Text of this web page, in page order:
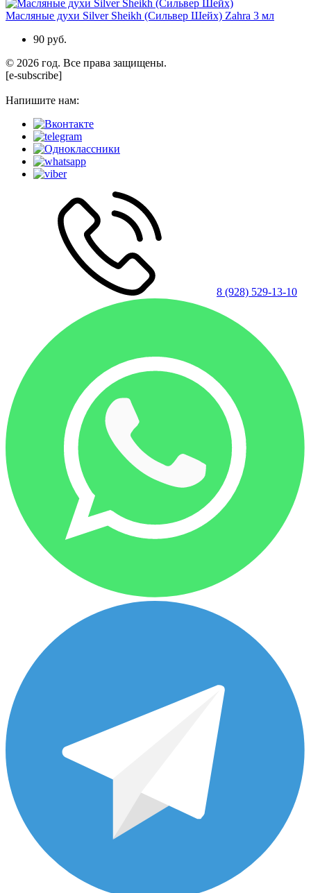
Масляные духи Silver Sheikh (Сильвер Шейх) Zahra 3 мл
90 руб.
© 2026 год. Все права защищены.
[e-subscribe]
Напишите нам:
8 (928) 529-13-10